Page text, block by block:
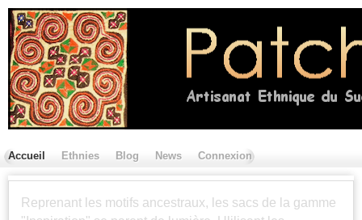
Accueil Ethnies Blog News Connexion
Reprenant les motifs ancestraux, les sacs de la gamme